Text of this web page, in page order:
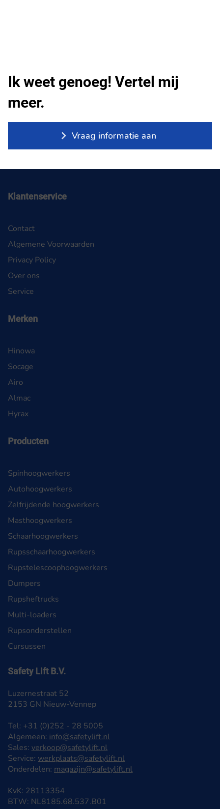
Ik weet genoeg! Vertel mij
meer.
Vraag informatie aan
Safety Lift B.V.
Luzernestraat 52
2153 GN Nieuw-Vennep
Tel: +31 (0)252 - 28 5005
Algemeen: info@safetylift.nl
Sales: verkoop@safetylift.nl
Service: werkplaats@safetylift.nl
Onderdelen: magazijn@safetylift.nl
KvK: 28113354
BTW: NL8185.68.537.B01
Klantenservice
Contact
Algemene Voorwaarden
Privacy Policy
Over ons
Service
Merken
Hinowa
Socage
Airo
Almac
Hyrax
Producten
Spinhoogwerkers
Autohoogwerkers
Zelfrijdende hoogwerkers
Masthoogwerkers
Schaarhoogwerkers
Rupsschaarhoogwerkers
Rupstelescoophoogwerkers
Dumpers
Rupsheftrucks
Multi-loaders
Rupsonderstellen
Cursussen